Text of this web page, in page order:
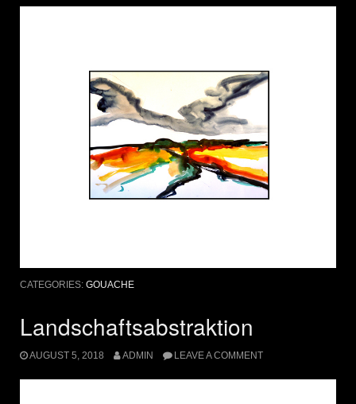
CATEGORIES: GOUACHE
Landschaftsabstraktion
AUGUST 5, 2018 ADMIN LEAVE A COMMENT